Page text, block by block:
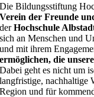
Die Bildungsstiftung
Verein der Freunde
derHochschule
sich an Menschen und
und mit ihrem
ermöglichen, die
Dabei geht es nicht um
langfristige, nachhaltige
Region und für